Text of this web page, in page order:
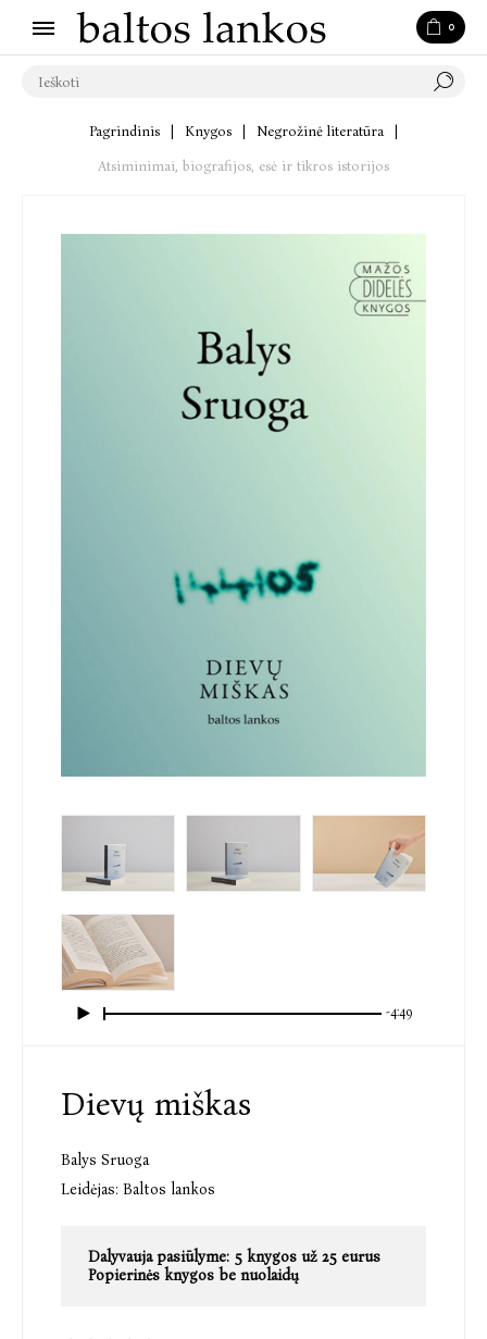
0
Pagrindinis Knygos Negrožinė literatūra
Atsiminimai, biografijos, esė ir tikros istorijos
-4:49
Dievų miškas
Balys Sruoga
Leidėjas: Baltos lankos
Dalyvauja pasiūlyme: 5 knygos už 25 eurus
Popierinės knygos be nuolaidų